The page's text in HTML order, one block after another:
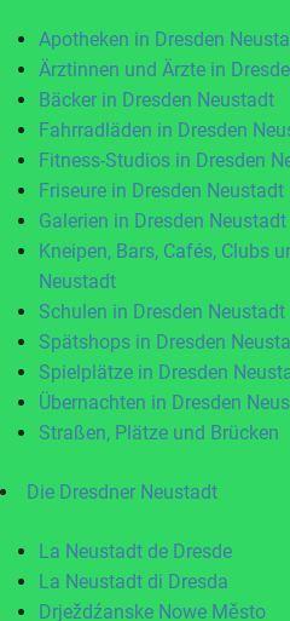
Apotheken in Dresden
Ärztinnen und Ärzte in
Bäcker in Dresden Neustadt
Fahrradläden in Dresden
Fitness-Studios in Dresden
Friseure in Dresden Neustadt
Galerien in Dresden Neustadt
Kneipen, Bars, Cafés, Clubs
Neustadt
Schulen in Dresden Neustadt
Spätshops in Dresden
Spielplätze in Dresden
Übernachten in Dresden
Straßen, Plätze und Brücken
Die Dresdner Neustadt
La Neustadt de Dresde
La Neustadt di Dresda
Drježdźanske Nowe Město